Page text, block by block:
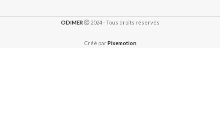
ODIMER 2024 - Tous droits réservés
Créé parPixemotion